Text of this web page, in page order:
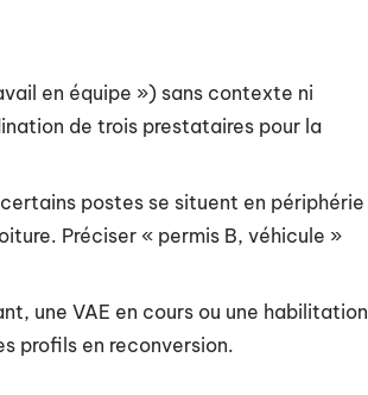
en équipe ») sans contexte ni
de trois prestataires pour la
postes se situent en périphérie
Préciser « permis B, véhicule »
une VAE en cours ou une habilitation
profils en reconversion.